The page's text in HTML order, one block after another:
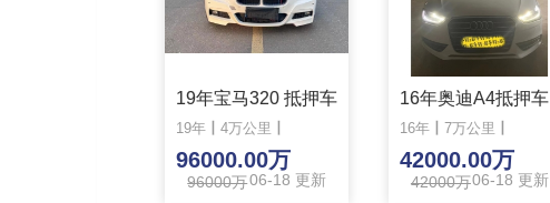
19年宝马320 抵押车
19年 丨4万公里
96000.00万
96000万06-18 更新
16年奥迪A4抵押车
16年丨 7万公里
42000.00万
42000万06-18 更新